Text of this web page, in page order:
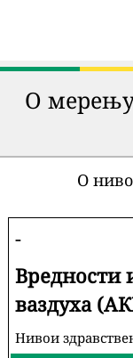
О
О
-
Вредности
ваздуха
Нивои